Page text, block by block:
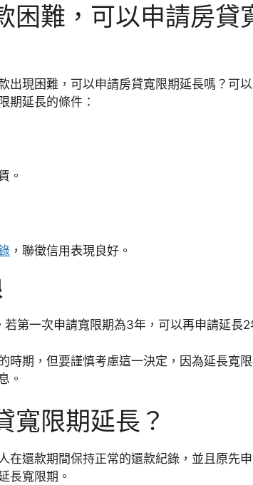
困難，可以申請房貸
出現困難，可以申請房貸寬限期延長嗎？可
期延長的條件：
。
，聯徵信用表現良好。
第一次申請寬限期為3年，可以再申請延長2
時期，但要謹慎考慮這一決定，因為延長寬
。
寬限期延長？
在還款期間保持正常的還款紀錄，並且原先
長寬限期。